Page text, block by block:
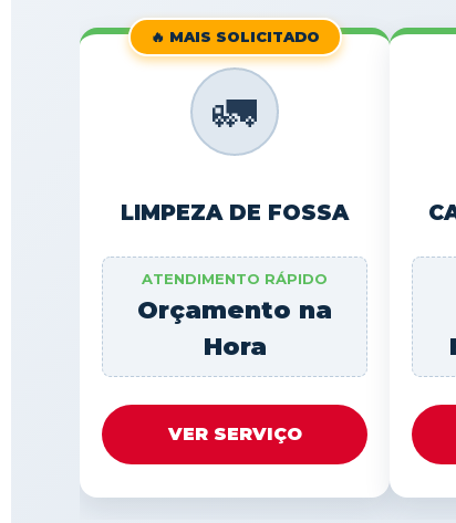
🔥 MAIS SOLICITADO
🚛
LIMPEZA DE FOSSA
ATENDIMENTO RÁPIDO
Orçamento na
Hora
VER SERVIÇO